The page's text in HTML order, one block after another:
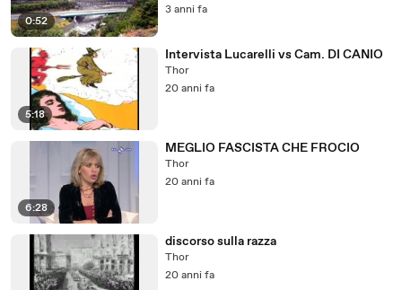
0:52
3 anni fa
5:18
Intervista Lucarelli vs Cam. DI CANIO
Thor
20 anni fa
6:28
MEGLIO FASCISTA CHE FROCIO
Thor
20 anni fa
discorso sulla razza
Thor
20 anni fa